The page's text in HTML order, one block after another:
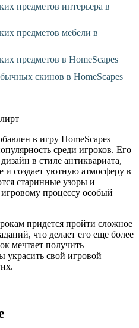
предметов интерьера в
предметов мебели в
предметов в HomeScapes
скинов в HomeScapes
в игру HomeScapes
среди игроков. Его
в стиле антиквариата,
и создает уютную атмосферу в
старинные узоры и
процессу особый
придется пройти сложное
что делает его еще более
мечтает получить
украсить свой игровой